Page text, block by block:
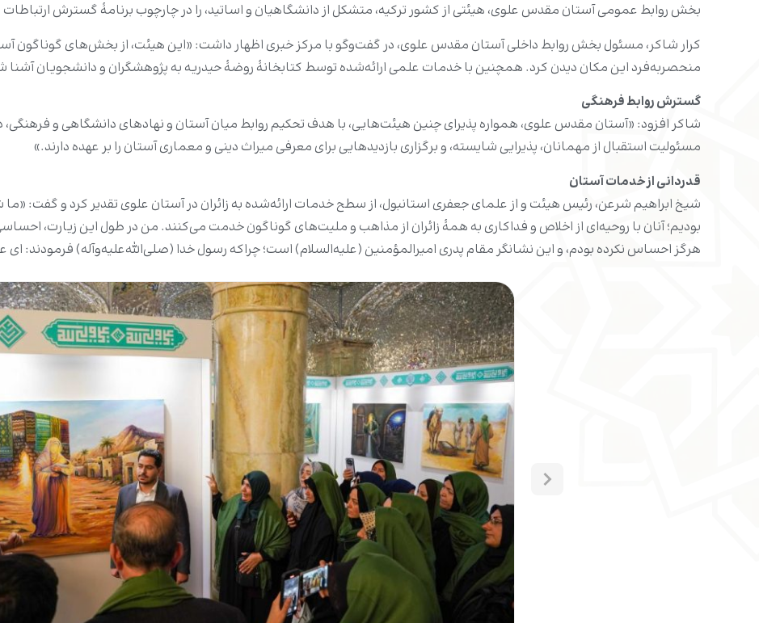
بخش روابط عمومی آستان مقدس علوی، هیئتی از کشور ترکیه، متشکل از دانشگاهیان و اساتید، را در چارچوب برنامۀ گسترش ارتباطات
کرار شاکر، مسئول بخش روابط داخلی آستان مقدس علوی، در گفت‌وگو با مرکز خبری اظهار داشت: «این هیئت، از بخش‌های گوناگون
منحصربه‌فرد این مکان دیدن کرد. همچنین با خدمات علمی ارائه‌شده توسط کتابخانۀ روضۀ حیدریه به پژوهشگران و دانشجویان آشنا
گسترش روابط فرهنگی
شاکر افزود: «آستان مقدس علوی، همواره پذیرای چنین هیئت‌هایی، با هدف تحکیم روابط میان آستان و نهادهای دانشگاهی و
مسئولیت استقبال از مهمانان، پذیرایی شایسته، و برگزاری بازدیدهایی برای معرفی میراث دینی و معماری آستان را بر عهده دارند.»
قدردانی از خدمات آستان
شیخ ابراهیم شرعن، رئیس هیئت و از علمای جعفری استانبول، از سطح خدمات ارائه‌شده به زائران در آستان علوی تقدیر کرد و گفت:
بودیم؛ آنان با روحیه‌ای از اخلاص و فداکاری به همۀ زائران از مذاهب و ملیت‌های گوناگون خدمت می‌کنند. من در طول این زیارت،
هرگز احساس نکرده بودم، و این نشانگر مقام پدری امیرالمؤمنین (علیه‌السلام) است؛ چراکه رسول خدا (صلی‌الله‌علیه‌وآله) فرمودند: